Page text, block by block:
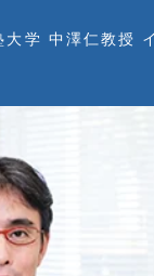
大学 中澤仁教授